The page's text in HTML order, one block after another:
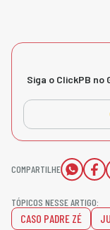
Siga o ClickPB no
COMPARTILHE
TÓPICOS NESSE ARTIGO:
CASO PADRE ZÉ